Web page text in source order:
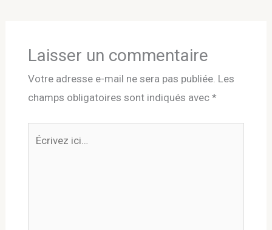
Laisser un commentaire
Votre adresse e-mail ne sera pas publiée. Les
champs obligatoires sont indiqués avec *